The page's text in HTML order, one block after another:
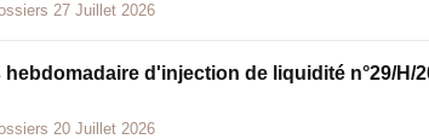
27 Juillet 2026
d'injection de liquidité n°29/H/
20 Juillet 2026